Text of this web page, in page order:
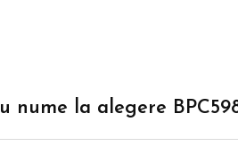
la alegere